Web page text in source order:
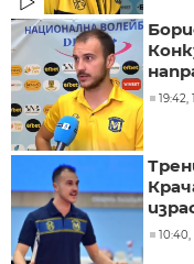
19:42,
10:40,